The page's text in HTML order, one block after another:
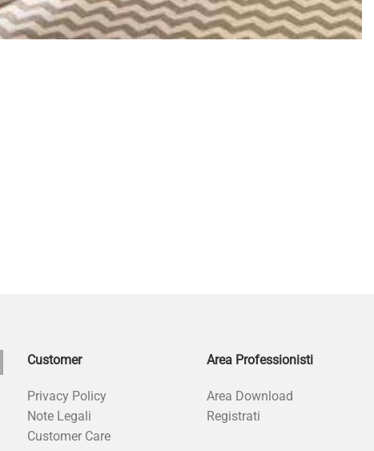
Customer
Privacy Policy
Note Legali
Customer Care
Area Professionisti
Area Download
Registrati